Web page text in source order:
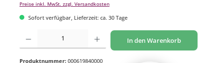
Preise inkl. MwSt. zzgl. Versandkosten
Sofort verfügbar, Lieferzeit: ca. 30 Tage
Produkt Anzahl: Gib den gewünschten Wert ein oder benutze die Schaltflächen um
In den Warenkorb
Produktnummer: 000619840000